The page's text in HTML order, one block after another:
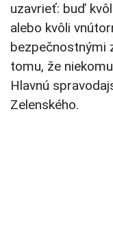
uzavrieť: buď
alebo kvôli
bezpečnostnými
tomu, že
Hlavnú
Zelenského.